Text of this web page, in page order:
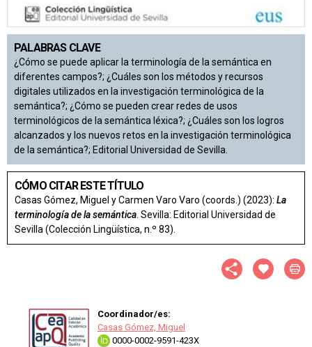
PALABRAS CLAVE
¿Cómo se puede aplicar la terminología de la semántica en
diferentes campos?; ¿Cuáles son los métodos y recursos
digitales utilizados en la investigación terminológica de la
semántica?; ¿Cómo se pueden crear redes de usos
terminológicos de la semántica léxica?; ¿Cuáles son los logros
alcanzados y los nuevos retos en la investigación terminológica
de la semántica?; Editorial Universidad de Sevilla.
CÓMO CITAR ESTE TÍTULO
Casas Gómez, Miguel y Carmen Varo Varo (coords.) (2023): La
terminología de la semántica . Sevilla: Editorial Universidad de
Sevilla (Colección Lingüística, n.º 83).
Coordinador/es:
Casas Gómez, Miguel
0000-0002-9591-423X